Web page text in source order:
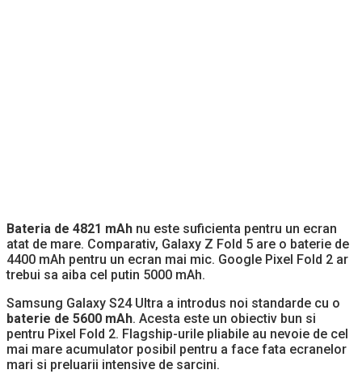
Bateria de 4821 mAh nu este suficienta pentru un ecran
atat de mare. Comparativ, Galaxy Z Fold 5 are o baterie de
4400 mAh pentru un ecran mai mic. Google Pixel Fold 2 ar
trebui sa aiba cel putin 5000 mAh.
Samsung Galaxy S24 Ultra a introdus noi standarde cu o
baterie de 5600 mAh. Acesta este un obiectiv bun si
pentru Pixel Fold 2. Flagship-urile pliabile au nevoie de cel
mai mare acumulator posibil pentru a face fata ecranelor
mari si preluarii intensive de sarcini.